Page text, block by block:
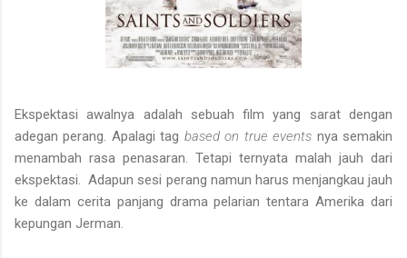
Ekspektasi awalnya adalah sebuah film yang sarat dengan
adegan perang. Apalagi tag based on true events nya semakin
menambah rasa penasaran. Tetapi ternyata malah jauh dari
ekspektasi. Adapun sesi perang namun harus menjangkau jauh
ke dalam cerita panjang drama pelarian tentara Amerika dari
kepungan Jerman.